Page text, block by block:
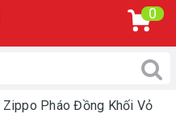
0
Zippo Pháo Đồng Khối Vỏ